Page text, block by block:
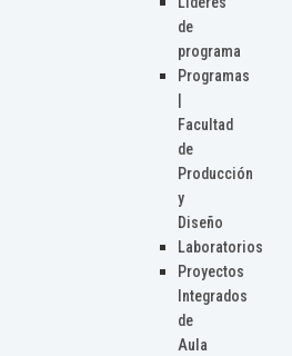
de
programa
Programas
Facultad
de
Producción
y
Diseño
Laboratorios
Proyectos
Integrados
de
Aula